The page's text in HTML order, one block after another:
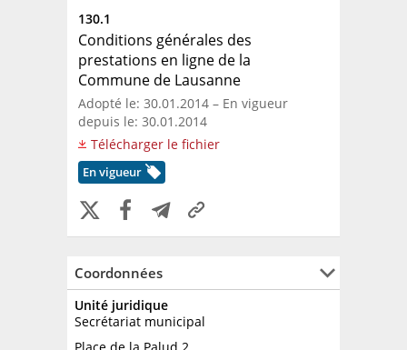
130.1
Conditions générales des
prestations en ligne de la
Commune de Lausanne
Adopté le: 30.01.2014 – En vigueur
depuis le: 30.01.2014
Télécharger le fichier
En vigueur
Coordonnées
Unité juridique
Secrétariat municipal